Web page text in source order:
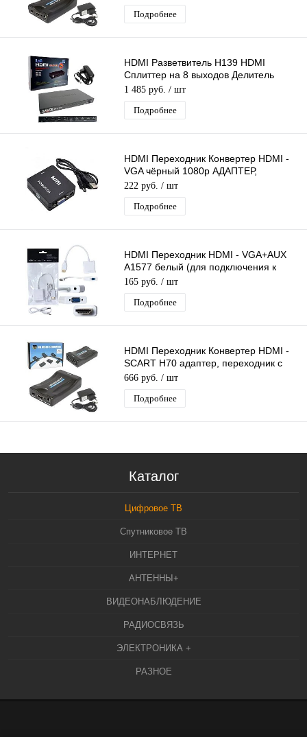
Подробнее
HDMI Разветвитель H139 HDMI
Сплиттер на 8 выходов Делитель
HDMI-сигнала 1 вход - 8 выходов
1 485 руб. / шт
Подробнее
HDMI Переходник Конвертер HDMI -
VGA чёрный 1080p АДАПТЕР,
КОНВЕРТЕР, ПРЕОБРАЗОВАТЕЛЬ,
питание USB
222 руб. / шт
Подробнее
HDMI Переходник HDMI - VGA+AUX
А1577 белый (для подключения к
монитору или проектору)
165 руб. / шт
Подробнее
HDMI Переходник Конвертер HDMI -
SCART H70 адаптер, переходник с
источника HDMI на SCART 1080p
666 руб. / шт
Подробнее
Каталог
Цифровое ТВ
Спутниковое ТВ
ИНТЕРНЕТ
АНТЕННЫ+
ВИДЕОНАБЛЮДЕНИЕ
РАДИОСВЯЗЬ
ЭЛЕКТРОНИКА +
РАЗНОЕ